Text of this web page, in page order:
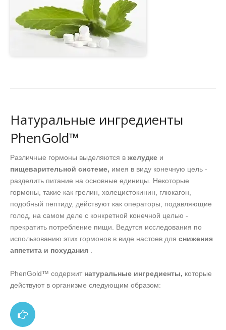
Натуральные ингредиенты
PhenGold™
Различные гормоны выделяются в желудке и
пищеварительной системе, имея в виду конечную цель -
разделить питание на основные единицы. Некоторые
гормоны, такие как грелин, холецистокинин, глюкагон,
подобный пептиду, действуют как операторы, подавляющие
голод, на самом деле с конкретной конечной целью -
прекратить потребление пищи. Ведутся исследования по
использованию этих гормонов в виде настоев для снижения
аппетита и похудания
PhenGold™ содержит натуральные ингредиенты, которые
действуют в организме следующим образом: